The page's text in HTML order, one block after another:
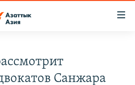
Санжара